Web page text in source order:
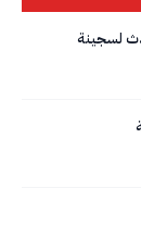
لسجينة